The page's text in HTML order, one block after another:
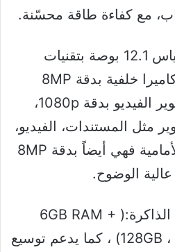
مع كفاءة طاقة محسّنة.
الجهاز مزود بشاشة قياس 12.1 بوصة بتقنيات
عرض متقدمة، ويضم كاميرا خلفية بدقة 8MP
بفتحة عدسة تدعم تصوير الفيديو بدقة 1080p،
مثل المستندات، الفيديو،
والصور، أما الكاميرا الأمامية فهي أيضاً بدقة 8MP
الوضوح.
وهو يتوفر بخيارين من الذاكرة:( 6GB RAM +
128GB ، 8GB RAM + 256GB) ، كما يدعم توسيع